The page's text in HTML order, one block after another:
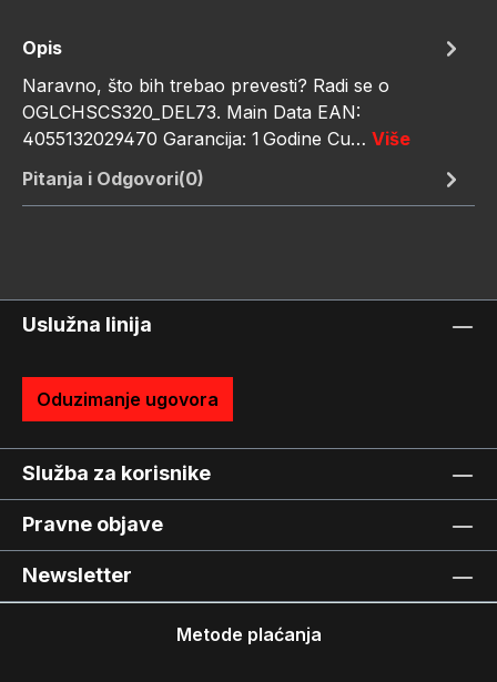
Opis
Naravno, što bih trebao prevesti? Radi se o
OGLCHSCS320_DEL73. Main Data EAN:
4055132029470 Garancija: 1 Godine Cu… Više
Pitanja i Odgovori(0)
Uslužna linija
Oduzimanje ugovora
Služba za korisnike
Pravne objave
Newsletter
Metode plaćanja